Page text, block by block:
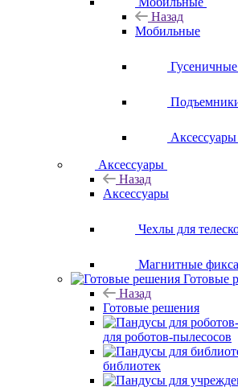
Назад
Мобильные
Аксессуары
Назад
Аксессуары
Чехлы для
Магнитные
Готовые
Назад
Готовые решения
для роботов-пылесосов
библиотек